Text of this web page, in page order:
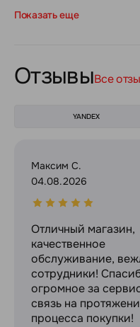
Показать еще
ОтзывыВсе
YANDEX
Максим С.
04.08.2026
Отличный магазин,
качественное
обслуживание,
сотрудники!
огромное за
связь на
процесса покупки!